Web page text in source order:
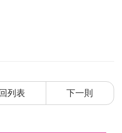
回列表 下一則